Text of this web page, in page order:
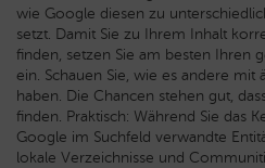
wie Google diesen zu
setzt. Damit Sie zu Ihrem Inhalt
finden, setzen Sie am besten Ihren
ein. Schauen Sie, wie es andere
haben. Die Chancen stehen gut,
finden. Praktisch: Während Sie das
Google im Suchfeld verwandte
lokale Verzeichnisse und